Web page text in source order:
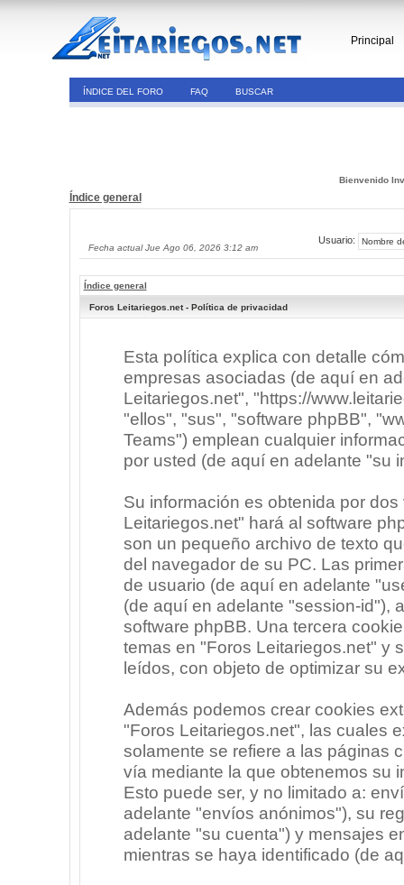
Principal
ÍNDICE DEL FORO FAQ BUSCAR
Bienvenido
Índice general
Fecha actual Jue Ago 06, 2026 3:12 am
Usuario:
Índice general
Foros Leitariegos.net - Política de privacidad
Esta política explica con detalle
empresas asociadas (de aquí en
Leitariegos.net", "https://
"ellos", "sus", "software phpBB",
Teams") emplean cualquier
por usted (de aquí en adelante "su
Su información es obtenida por
Leitariegos.net" hará al software
son un pequeño archivo de texto
del navegador de su PC. Las
de usuario (de aquí en adelante
(de aquí en adelante "session-id"),
software phpBB. Una tercera
temas en "Foros Leitariegos.net" y
leídos, con objeto de optimizar su
Además podemos crear cookies
"Foros Leitariegos.net", las cuales
solamente se refiere a las páginas
vía mediante la que obtenemos su
Esto puede ser, y no limitado a:
adelante "envíos anónimos"), su
adelante "su cuenta") y mensajes
mientras se haya identificado (de